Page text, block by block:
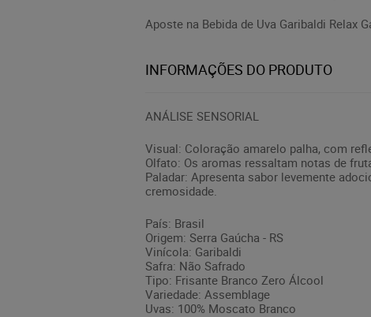
Aposte na Bebida de Uva Garibaldi Relax
INFORMAÇÕES DO PRODUTO
ANÁLISE SENSORIAL
Visual: Coloração amarelo palha, com
Olfato: Os aromas ressaltam notas de
Paladar: Apresenta sabor levemente
cremosidade.
País: Brasil
Origem: Serra Gaúcha - RS
Vinícola: Garibaldi
Safra: Não Safrado
Tipo: Frisante Branco Zero Álcool
Variedade: Assemblage
Uvas: 100% Moscato Branco